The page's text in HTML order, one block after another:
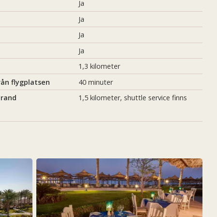
Ja
Ja
Ja
Ja
1,3 kilometer
flygplatsen
40 minuter
1,5 kilometer, shuttle service finns